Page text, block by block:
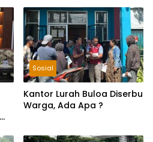
Rp2 Juta
Sosial
Kantor Lurah Buloa Diserbu
Warga, Ada Apa ?